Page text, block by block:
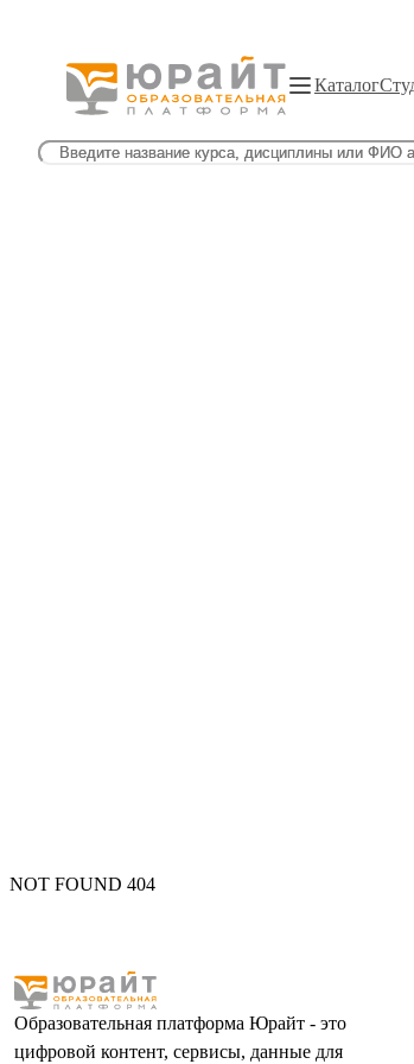
Каталог
NOT FOUND 404
Образовательная платформа Юрайт - это
цифровой контент, сервисы, данные для